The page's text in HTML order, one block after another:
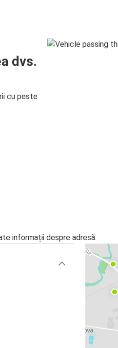
dvs.
cu peste
informații despre adresă.